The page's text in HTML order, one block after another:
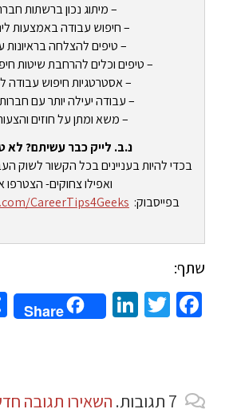
– מיתוג נכון ברשתות
– חיפוש עבודה באמצעות
– טיפים להצלחה בראיונות
– טיפים וכלים להרחבת שיטות
– אסטרטגיות חיפוש עבודה
– עבודה יעילה יותר עם
– משא ומתן על חוזים
נ.ב. לייק כבר עשיתם? לא
בכדי להיות בעניינים בכל הקשור לשוק
ואפילו צחוקים- הצטרפו
בפייסבוק: CareerTips4Geeks
שתף:
Facebook
Twitter
LinkedIn
Share
7 תגובות. השאירו תגובה